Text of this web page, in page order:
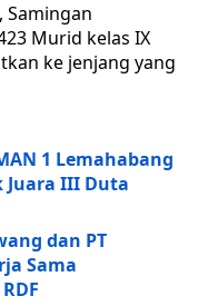
Samingan
Murid kelas IX
ke jenjang yang
1 Lemahabang
Juara III Duta
dan PT
Sama